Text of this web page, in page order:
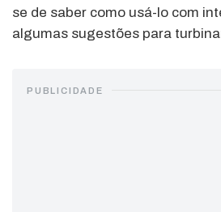
se de saber como usá-lo com
algumas sugestões para
PUBLICIDADE